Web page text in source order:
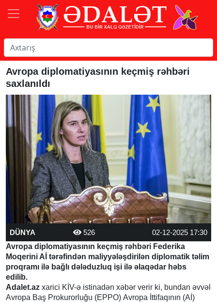
Avropa diplomatiyasının keçmiş rəhbəri
saxlanıldı
DÜNYA 526
02-12-2025 17:30
Avropa diplomatiyasının keçmiş rəhbəri Federika
Moqerini Aİ tərəfindən maliyyələşdirilən diplomatik təlim
proqramı ilə bağlı dələduzluq işi ilə əlaqədar həbs
edilib.
Adalet.az xarici KİV-ə istinadən xəbər verir ki, bundan əvvəl
Avropa Baş Prokurorluğu (EPPO) Avropa İttifaqının (Aİ)